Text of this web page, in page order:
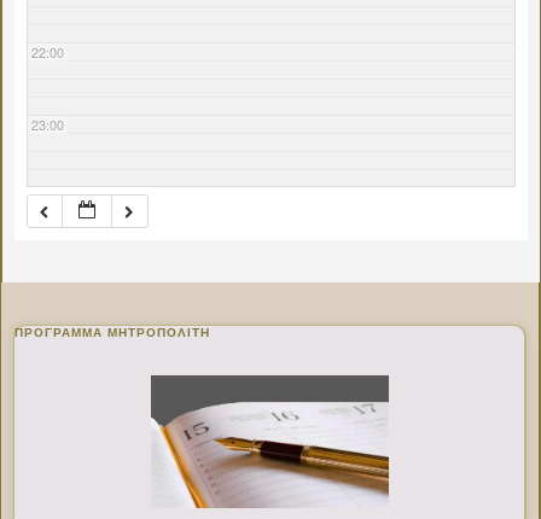
22:00
23:00
ΠΡΌΓΡΑΜΜΑ ΜΗΤΡΟΠΟΛΊΤΗ